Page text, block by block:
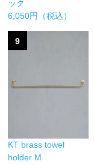
ック
6,050円（税込）
9
KT brass towel
holder M